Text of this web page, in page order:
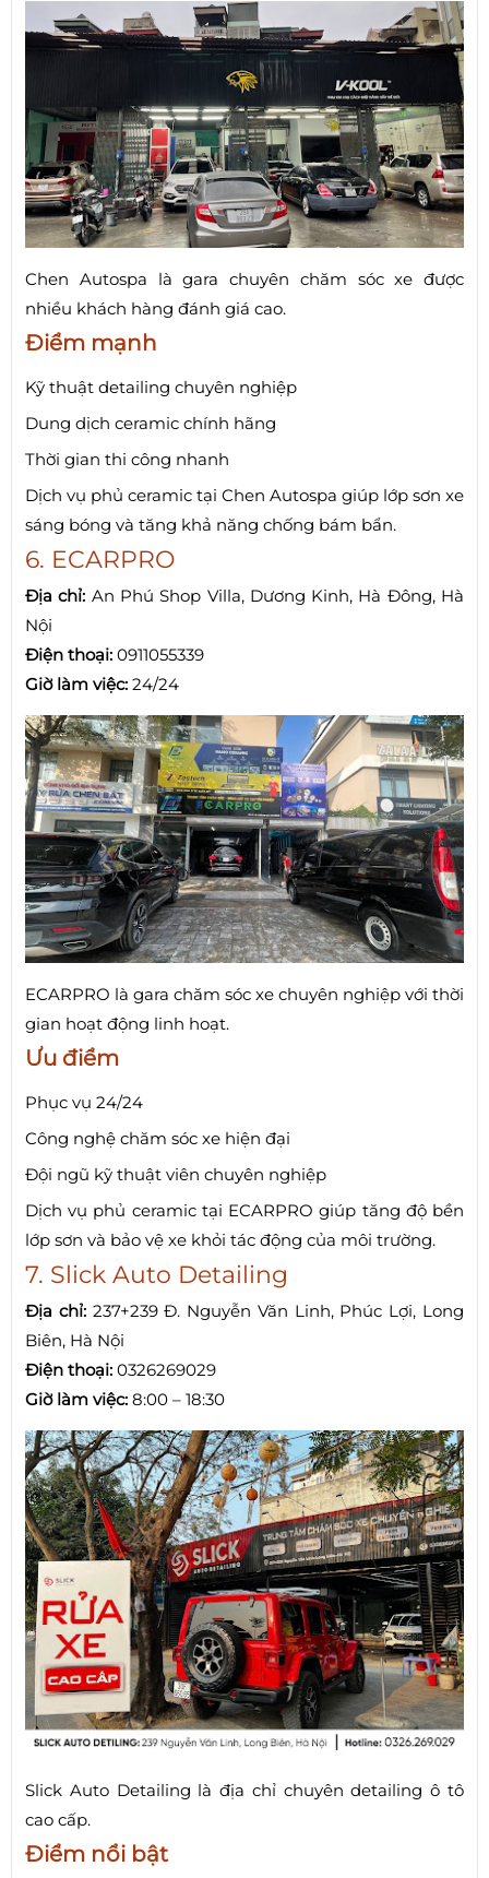
Chen Autospa là gara chuyên chăm sóc xe được
nhiều khách hàng đánh giá cao.
Điểm mạnh
Kỹ thuật detailing chuyên nghiệp
Dung dịch ceramic chính hãng
Thời gian thi công nhanh
Dịch vụ phủ ceramic tại Chen Autospa giúp lớp sơn xe
sáng bóng và tăng khả năng chống bám bẩn.
6. ECARPRO
Địa chỉ: An Phú Shop Villa, Dương Kinh, Hà Đông, Hà
Nội
Điện thoại: 0911055339
Giờ làm việc: 24/24
ECARPRO là gara chăm sóc xe chuyên nghiệp với thời
gian hoạt động linh hoạt.
Ưu điểm
Phục vụ 24/24
Công nghệ chăm sóc xe hiện đại
Đội ngũ kỹ thuật viên chuyên nghiệp
Dịch vụ phủ ceramic tại ECARPRO giúp tăng độ bền
lớp sơn và bảo vệ xe khỏi tác động của môi trường.
7. Slick Auto Detailing
Địa chỉ:237+239 Đ. Nguyễn Văn Linh, Phúc Lợi, Long
Biên, Hà Nội
Điện thoại: 0326269029
Giờ làm việc: 8:00 – 18:30
Slick Auto Detailing là địa chỉ chuyên detailing ô tô
cao cấp.
Điểm nổi bật